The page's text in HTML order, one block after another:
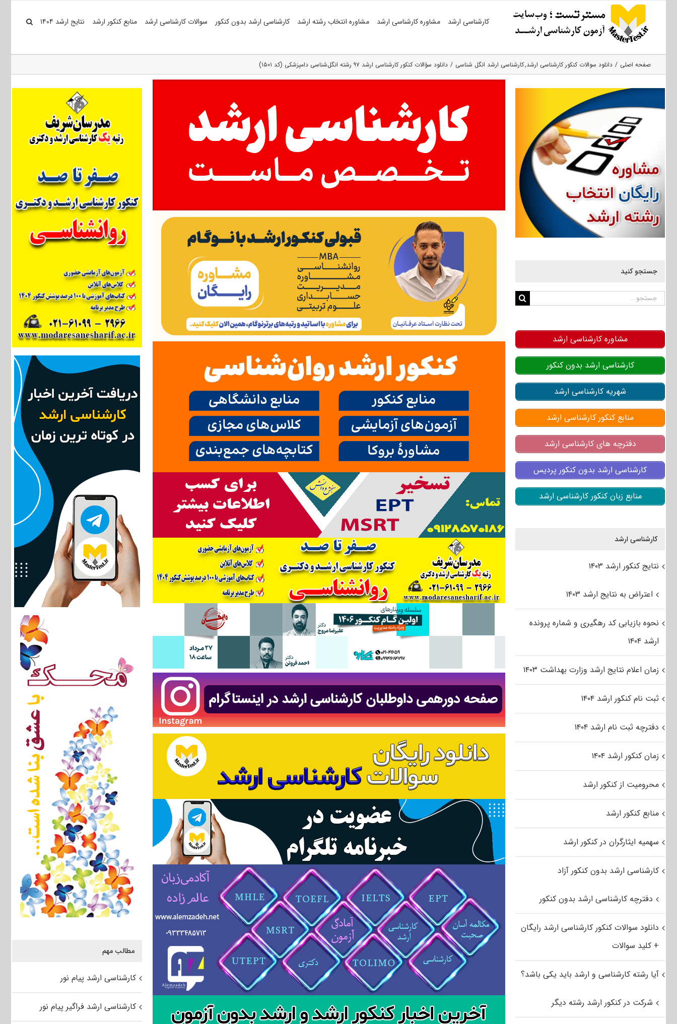
کارشناسی ارشد مشاوره کارشناسی ارشد مشاوره انتخاب رشته ارشد کارشناسی ارشد بدون کنکور سوالات کارشناسی ارشد منابع کنکور ارشد نتایج ارشد ۱۴۰۴
صفحه اصلی دانلود سوالات کنکور کارشناسی ارشد کارشناسی ارشد انگل شناسی دانلود سؤالات کنکور کارشناسی ارشد ۹۷ رشته انگل‌شناسی دامپزشکی (کد ۱۵۰۱)
مطالب مهم
کارشناسی ارشد پیام نور
کارشناسی ارشد فراگیر پیام نور
جستجو کنید
جستجو
مشاوره کارشناسی ارشد
کارشناسی ارشد بدون کنکور
شهریه کارشناسی ارشد
منابع کنکور کارشناسی ارشد
دفترچه های کارشناسی ارشد
کارشناسی ارشد بدون کنکور پردیس
منابع زبان کنکور کارشناسی ارشد
کارشناسی ارشد
نتایج کنکور ارشد ۱۴۰۳
اعتراض به نتایج ارشد ۱۴۰۳
نحوه بازیابی کد رهگیری و شماره پرونده
ارشد ۱۴۰۴
زمان اعلام نتایج ارشد وزارت بهداشت ۱۴۰۳
ثبت نام کنکور ارشد ۱۴۰۴
دفترچه ثبت نام ارشد ۱۴۰۴
زمان کنکور ارشد ۱۴۰۴
محرومیت از کنکور ارشد
منابع کنکور ارشد
سهمیه ایثارگران در کنکور ارشد
کارشناسی ارشد بدون کنکور آزاد
دفترچه کارشناسی ارشد بدون کنکور
دانلود سوالات کنکور کارشناسی ارشد رایگان
+ کلید سوالات
آیا رشته کارشناسی و ارشد باید یکی باشد؟
شرکت در کنکور ارشد رشته دیگر